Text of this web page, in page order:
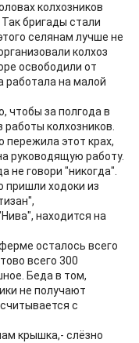
колхозников
бригады стали
селянам лучше не
колхоз
освободили от
работала на малой
чтобы за полгода в
колхозников.
пережила этот крах,
руководящую работу.
не говори "никогда".
пришли ходоки из
находится на
осталось всего
всего 300
Беда в том,
не получают
с
крышка,- слёзно